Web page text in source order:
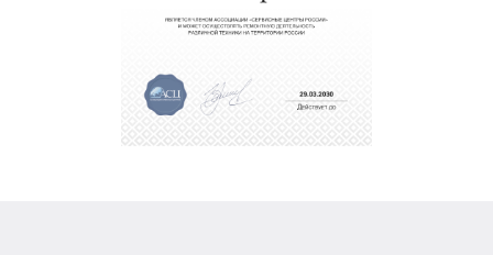
полной сохранности и бесплатно.
За годы своей деятельности мы получали только
репутацию. Мы постоянно совершенствуемся и
стараемся каждый день делать наш сервис еще